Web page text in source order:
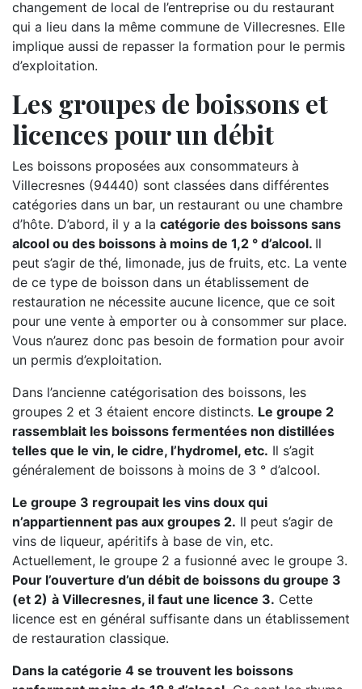
changement de local de l’entreprise ou du restaurant
qui a lieu dans la même commune de Villecresnes. Elle
implique aussi de repasser la formation pour le permis
d’exploitation.
Les groupes de boissons et
licences pour un débit
Les boissons proposées aux consommateurs à
Villecresnes (94440) sont classées dans différentes
catégories dans un bar, un restaurant ou une chambre
d’hôte. D’abord, il y a la catégorie des boissons sans
alcool ou des boissons à moins de 1,2 ° d’alcool. Il
peut s’agir de thé, limonade, jus de fruits, etc. La vente
de ce type de boisson dans un établissement de
restauration ne nécessite aucune licence, que ce soit
pour une vente à emporter ou à consommer sur place.
Vous n’aurez donc pas besoin de formation pour avoir
un permis d’exploitation.
Dans l’ancienne catégorisation des boissons, les
groupes 2 et 3 étaient encore distincts. Le groupe 2
rassemblait les boissons fermentées non distillées
telles que le vin, le cidre, l’hydromel, etc. Il s’agit
généralement de boissons à moins de 3 ° d’alcool.
Le groupe 3 regroupait les vins doux qui
n’appartiennent pas aux groupes 2. Il peut s’agir de
vins de liqueur, apéritifs à base de vin, etc.
Actuellement, le groupe 2 a fusionné avec le groupe 3.
Pour l’ouverture d’un débit de boissons du groupe 3
(et 2) à Villecresnes, il faut une licence 3. Cette
licence est en général suffisante dans un établissement
de restauration classique.
Dans la catégorie 4 se trouvent les boissons